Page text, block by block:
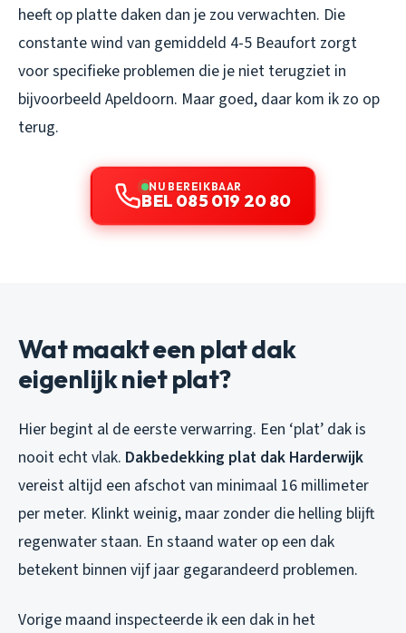
heeft op platte daken dan je zou verwachten. Die
constante wind van gemiddeld 4-5 Beaufort zorgt
voor specifieke problemen die je niet terugziet in
bijvoorbeeld Apeldoorn. Maar goed, daar kom ik zo op
terug.
NU BEREIKBAAR
BEL 085 019 20 80
Wat maakt een plat dak
eigenlijk niet plat?
Hier begint al de eerste verwarring. Een ‘plat’ dak is
nooit echt vlak. Dakbedekking plat dak Harderwijk
vereist altijd een afschot van minimaal 16 millimeter
per meter. Klinkt weinig, maar zonder die helling blijft
regenwater staan. En staand water op een dak
betekent binnen vijf jaar gegarandeerd problemen.
Vorige maand inspecteerde ik een dak in het